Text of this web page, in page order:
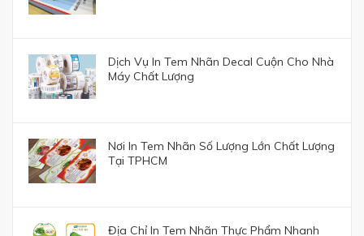
Dịch Vụ In Tem Nhãn Decal Cuộn Cho Nhà
Máy Chất Lượng
Nơi In Tem Nhãn Số Lượng Lớn Chất Lượng
Tại TPHCM
Địa Chỉ In Tem Nhãn Thực Phẩm Nhanh